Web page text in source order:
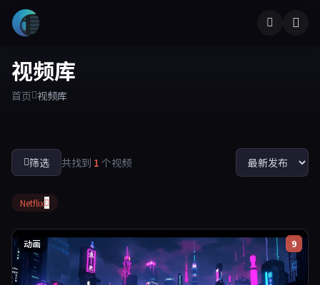
视频库
首页 视频库
筛选 共找到 1 个视频
Netflix
动画 9